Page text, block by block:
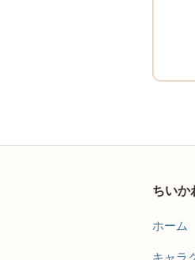
ちいか
ホーム
キャラ